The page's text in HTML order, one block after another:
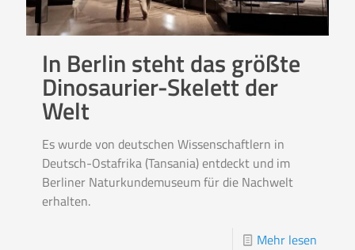
In Berlin steht das größte
Dinosaurier-Skelett der
Welt
Es wurde von deutschen Wissenschaftlern in
Deutsch-Ostafrika (Tansania) entdeckt und im
Berliner Naturkundemuseum für die Nachwelt
erhalten.
Mehr lesen